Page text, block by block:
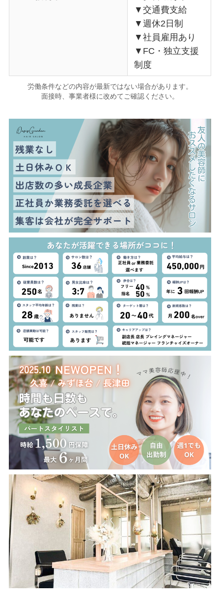
▼交通費支給
▼週休2日制
▼社員雇用あり
▼FC・独立支援
制度
労働条件などの内容が最新ではない場合があります。
面接時、事業者様に改めてご確認ください。